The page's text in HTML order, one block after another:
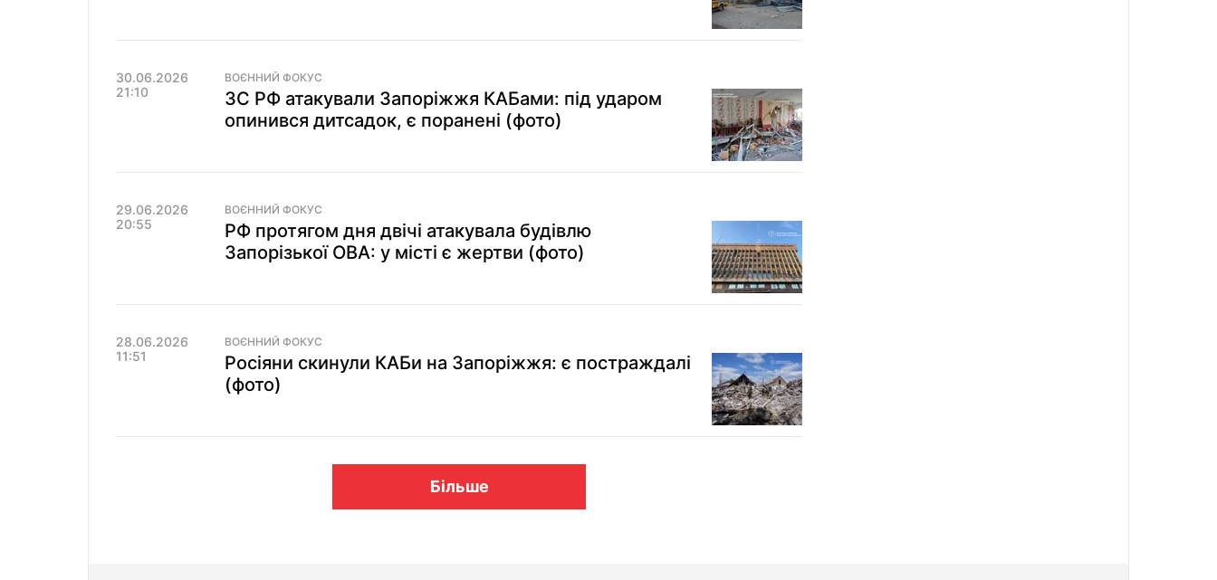
30.06.2026
21:10
ВОЄННИЙ ФОКУС
ЗС РФ атакували Запоріжжя КАБами: під ударом
опинився дитсадок, є поранені (фото)
29.06.2026
20:55
ВОЄННИЙ ФОКУС
РФ протягом дня двічі атакувала будівлю
Запорізької ОВА: у місті є жертви (фото)
28.06.2026
11:51
ВОЄННИЙ ФОКУС
Росіяни скинули КАБи на Запоріжжя: є постраждалі
(фото)
Більше